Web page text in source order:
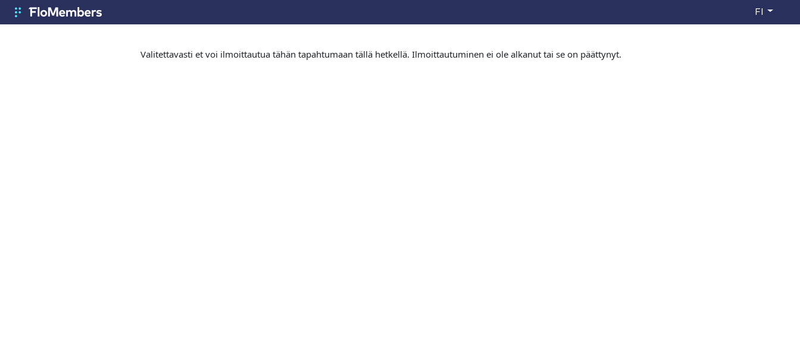
FloMembers FI
Valitettavasti et voi ilmoittautua tähän tapahtumaan tällä hetkellä. Ilmoittautuminen ei ole alkanut tai se on päättynyt.